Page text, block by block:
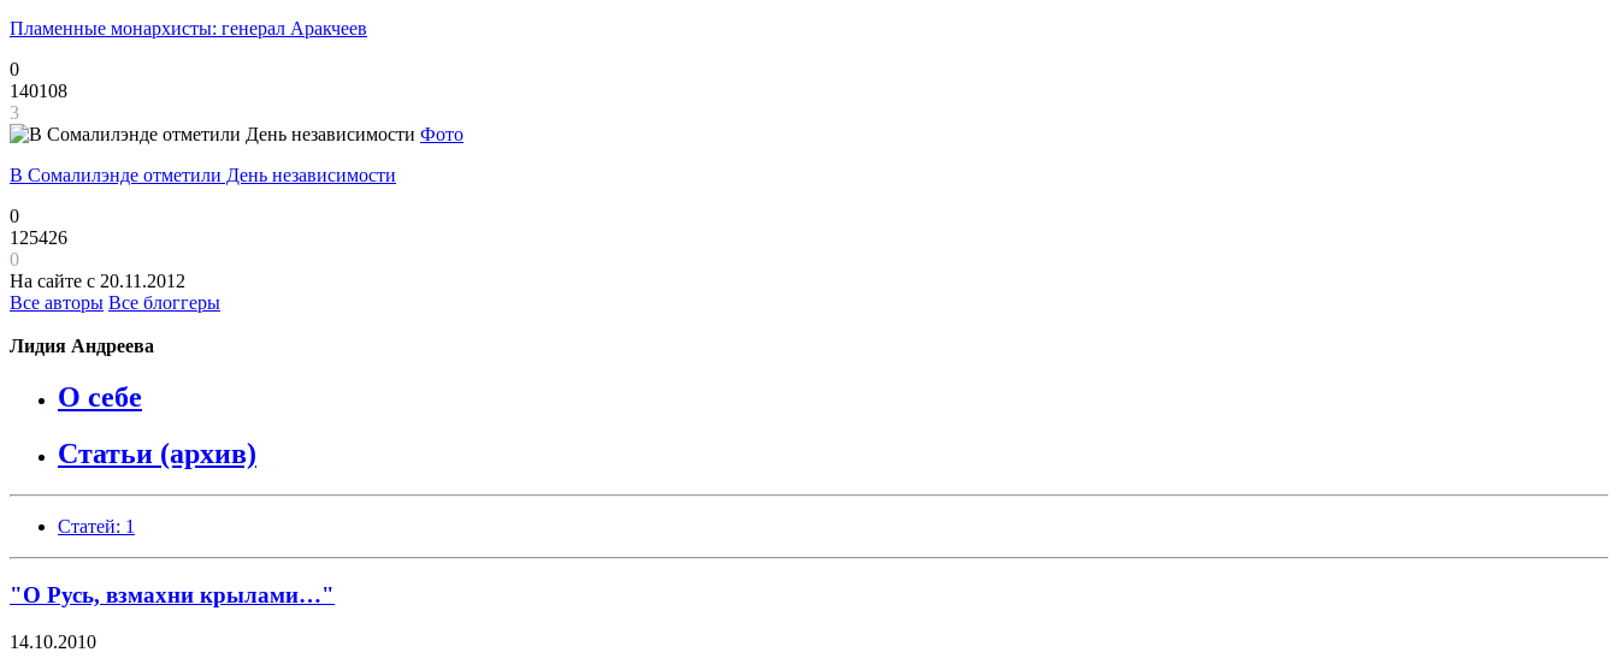
Пламенные монархисты: генерал Аракчеев
0
140108
3
Фото
В Сомалилэнде отметили День независимости
0
125426
0
На сайте с 20.11.2012
Все авторы Все блоггеры
Лидия Андреева
О себе
Статьи (архив)
Статей: 1
"О Русь, взмахни крылами…"
14.10.2010